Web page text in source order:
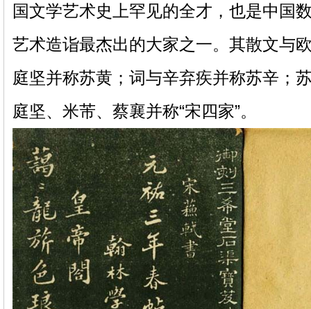
国文学艺术史上罕见的全才，也是中国
艺术造诣最杰出的大家之一。其散文与
庭坚并称苏黄；词与辛弃疾并称苏辛；
庭坚、米芾、蔡襄并称“宋四家”。